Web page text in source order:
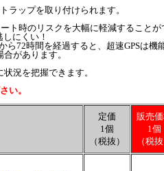
ラップを取り付けられます。
ト時のリスクを大幅に軽減することが
にくい！
72時間を経過すると、超速GPSは機
があります。
況を把握できます。
い。
定価
1個
（税抜）
販売
1個
（税抜